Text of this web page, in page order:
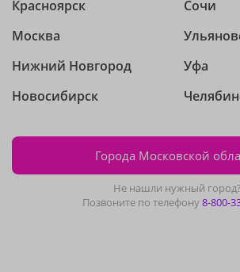
Красноярск
Москва
Нижний Новгород
Новосибирск
Сочи
Уфа
Города Московской
Не нашли нужный город?
Позвоните по телефону8-800-